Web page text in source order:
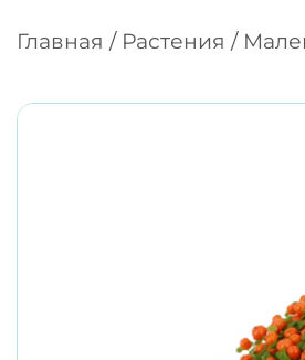
Главная / Растения /